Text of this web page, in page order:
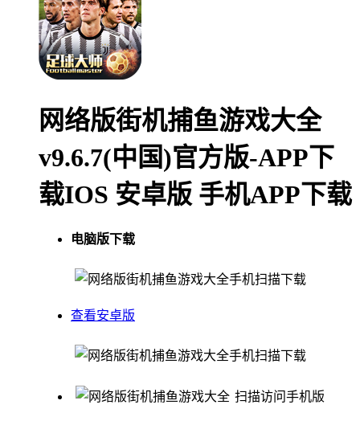
网络版街机捕鱼游戏大全
v9.6.7(中国)官方版-APP下
载IOS 安卓版 手机APP下载
电脑版下载
手机扫描下载
查看安卓版
手机扫描下载
扫描访问手机版